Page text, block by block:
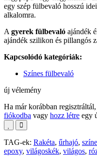
egy szép fülbevaló hosszú
alkalomra.
A gyerek fülbevaló ajándék
ajándék szilikon és pillangós
Kapcsolódó kategóriák:
Színes fülbevaló
új vélemény
Ha már korábban
fiókodba vagy hozz létre egy
TAG-ek: Rakéta, űrhajó,
epoxy, világoskék, világos,